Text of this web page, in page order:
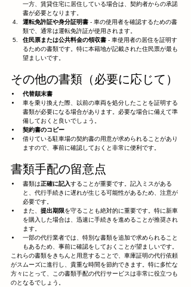
一方、賃貸住宅に居住している場合は、契約者からの承諾
書が必要となります。
運転免許証や身分証明書 - 車の使用者を確認するための書
類で、通常は運転免許証が使用されます。
住民票または公共料金の領収書 - 車使用者の居住を証明す
るための書類です。特に本籍地が記載された住民票が最も
望ましいです。
その他の書類（必要に応じて）
代替顛末書
車を乗り換えた際、以前の車両を処分したことを証明する
書類が必要になる場合があります。必要な場合に備えて準
備しておくと良いでしょう。
契約書のコピー
借りている駐車場の契約書の用意が求められることがあり
ますので、事前に確認しておくと非常に便利です。
書類手配の留意点
書類は正確に記入することが重要です。記入ミスがある
と、代行手続きに遅れが生じる可能性があるため、注意が
必要です。
また、 提出期限を守ることも絶対的に重要です。特に新車
を購入した場合は、迅速に手続きを進めることが推奨され
ます。
一部の代行業者では、特別な書類を追加で求められること
もあるため、事前に確認をしておくことが望ましいです。
これらの書類をきちんと用意することで、車庫証明の代行依頼
がスムーズに進行し、貴重な時間を節約できます。特に多忙な
方々にとって、この書類手配の代行サービスは非常に役立つも
のとなるでしょう。